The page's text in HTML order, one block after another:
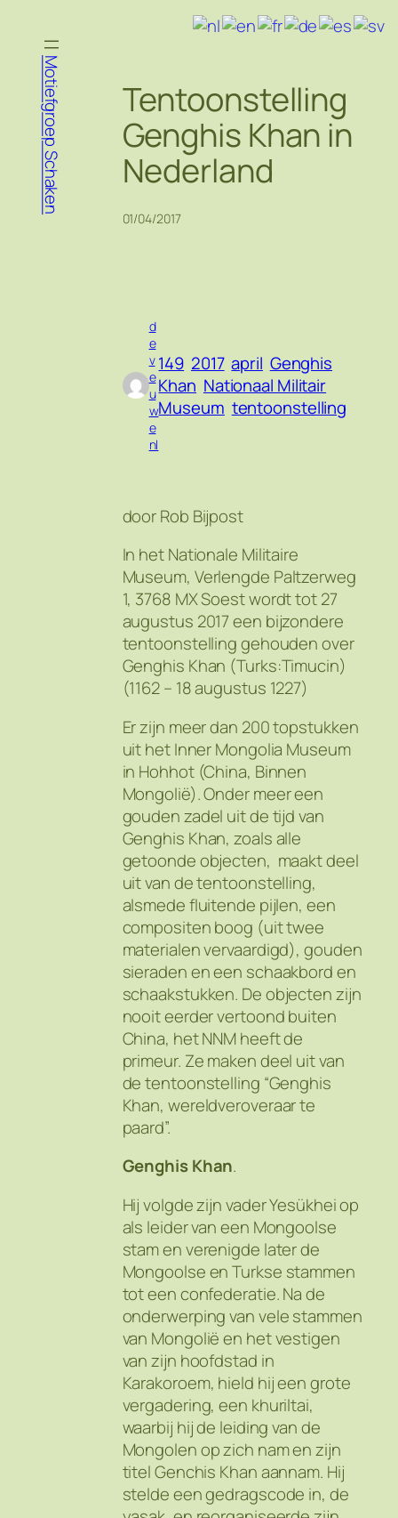
inhoud
Motiefgroep Schaken
Tentoonstelling
Genghis Khan in
Nederland
01/04/2017
d
e
v
e
u
w
e
nl
149 2017 april Genghis
Khan Nationaal Militair
Museum tentoonstelling
door Rob Bijpost
In het Nationale Militaire
Museum, Verlengde Paltzerweg
1, 3768 MX Soest wordt tot 27
augustus 2017 een bijzondere
tentoonstelling gehouden over
Genghis Khan (Turks:Timucin)
(1162 – 18 augustus 1227)
Er zijn meer dan 200 topstukken
uit het Inner Mongolia Museum
in Hohhot (China, Binnen
Mongolië). Onder meer een
gouden zadel uit de tijd van
Genghis Khan, zoals alle
getoonde objecten, maakt deel
uit van de tentoonstelling,
alsmede fluitende pijlen, een
compositen boog (uit twee
materialen vervaardigd), gouden
sieraden en een schaakbord en
schaakstukken. De objecten zijn
nooit eerder vertoond buiten
China, het NNM heeft de
primeur. Ze maken deel uit van
de tentoonstelling “Genghis
Khan, wereldveroveraar te
paard”.
Genghis Khan.
Hij volgde zijn vader Yesükhei op
als leider van een Mongoolse
stam en verenigde later de
Mongoolse en Turkse stammen
tot een confederatie. Na de
onderwerping van vele stammen
van Mongolië en het vestigen
van zijn hoofdstad in
Karakoroem, hield hij een grote
vergadering, een khuriltai,
waarbij hij de leiding van de
Mongolen op zich nam en zijn
titel Genchis Khan aannam. Hij
stelde een gedragscode in, de